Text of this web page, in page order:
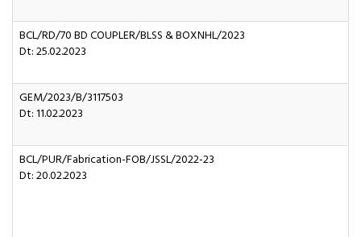
BCL/RD/70 BD COUPLER/BLSS & BOXNHL/2023
Dt: 25.02.2023
GEM/2023/B/3117503
Dt: 11.02.2023
BCL/PUR/Fabrication-FOB/JSSL/2022-23
Dt: 20.02.2023